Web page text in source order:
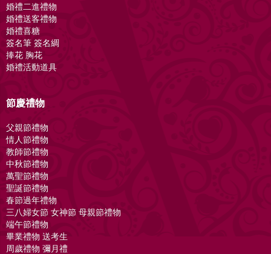
婚禮二進禮物
婚禮送客禮物
婚禮喜糖
簽名筆 簽名綢
捧花 胸花
婚禮活動道具
節慶禮物
父親節禮物
情人節禮物
教師節禮物
中秋節禮物
萬聖節禮物
聖誕節禮物
春節過年禮物
三八婦女節 女神節 母親節禮物
端午節禮物
畢業禮物 送考生
周歲禮物 彌月禮